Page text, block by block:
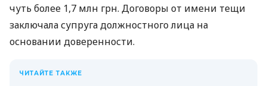
чуть более 1,7 млн ​​грн. Договоры от имени тещи
заключала супруга должностного лица на
основании доверенности.
ЧИТАЙТЕ ТАКЖЕ